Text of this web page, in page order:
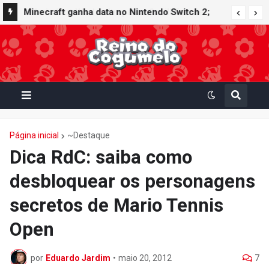
Minecraft ganha data no Nintendo Switch 2;
Super Mario Mash-Up receberá atualização
gráfica exclusiva
Página inicial ~Destaque
Dica RdC: saiba como
desbloquear os personagens
secretos de Mario Tennis
Open
por Eduardo Jardim • maio 20, 2012 7